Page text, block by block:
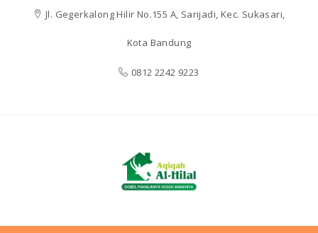
Jl. Gegerkalong Hilir No.155 A, Sarijadi, Kec. Sukasari,
Kota Bandung
0812 2242 9223